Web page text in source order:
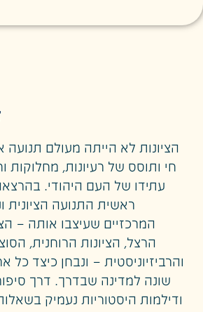
הציונות לא הייתה מעולם
חי ותוסס של רעיונות, מחלוקות
עתידו של העם היהודי.
ראשית התנועה הציונית
המרכזיים שעיצבו אותה —
הרצל, הציונות הרוחנית,
והרביזיוניסטית — ונבחן כיצד כל
שונה למדינה שבדרך. דרך
ודילמות היסטוריות נעמיק